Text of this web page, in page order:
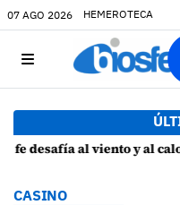
07 AGO 2026 HEMEROTECA
calor: cientos de peregrinos arropan a la Virgen
CASINO